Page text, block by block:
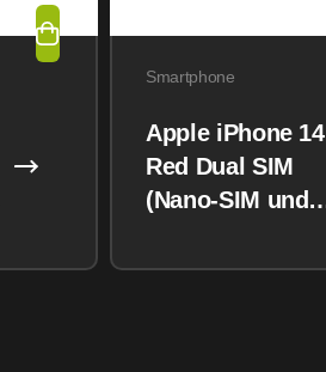
Smartphone
Apple iPhone 14
Red Dual SIM
(Nano-SIM und